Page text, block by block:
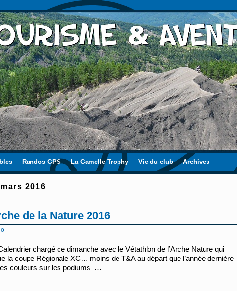
Randos GPS La Gamelle Trophy Vie du club Archives
mars 2016
de la Nature 2016
chargé ce dimanche avec le Vétathlon de l’Arche Nature qui
la coupe Régionale XC… moins de T&A au départ que l’année dernière
couleurs sur les podiums …